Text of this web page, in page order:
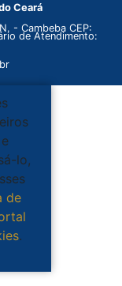
Ceará
- Cambeba CEP:
de Atendimento:
lo,
de
.